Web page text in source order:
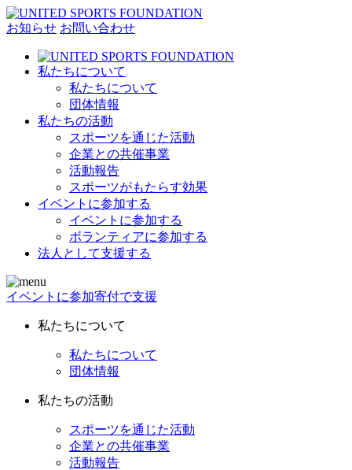
お知らせ お問い合わせ
私たちについて
私たちについて
団体情報
私たちの活動
スポーツを通じた活動
企業との共催事業
活動報告
スポーツがもたらす効果
イベントに参加する
イベントに参加する
ボランティアに参加する
法人として支援する
イベントに参加寄付で支援
私たちについて
私たちについて
団体情報
私たちの活動
スポーツを通じた活動
企業との共催事業
活動報告